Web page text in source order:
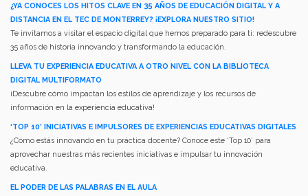
¿YA CONOCES LOS HITOS CLAVE EN 35 AÑOS DE EDUCACIÓN DIGITAL Y A
DISTANCIA EN EL TEC DE MONTERREY? ¡EXPLORA NUESTRO SITIO!
Te invitamos a visitar el espacio digital que hemos preparado para ti: redescubre
35 años de historia innovando y transformando la educación.
LLEVA TU EXPERIENCIA EDUCATIVA A OTRO NIVEL CON LA BIBLIOTECA
DIGITAL MULTIFORMATO
¡Descubre cómo impactan los estilos de aprendizaje y los recursos de
información en la experiencia educativa!
‘TOP 10’ INICIATIVAS E IMPULSORES DE EXPERIENCIAS EDUCATIVAS DIGITALES
¿Cómo estás innovando en tu práctica docente? Conoce este ‘Top 10’ para
aprovechar nuestras más recientes iniciativas e impulsar tu innovación
educativa.
EL PODER DE LAS PALABRAS EN EL AULA